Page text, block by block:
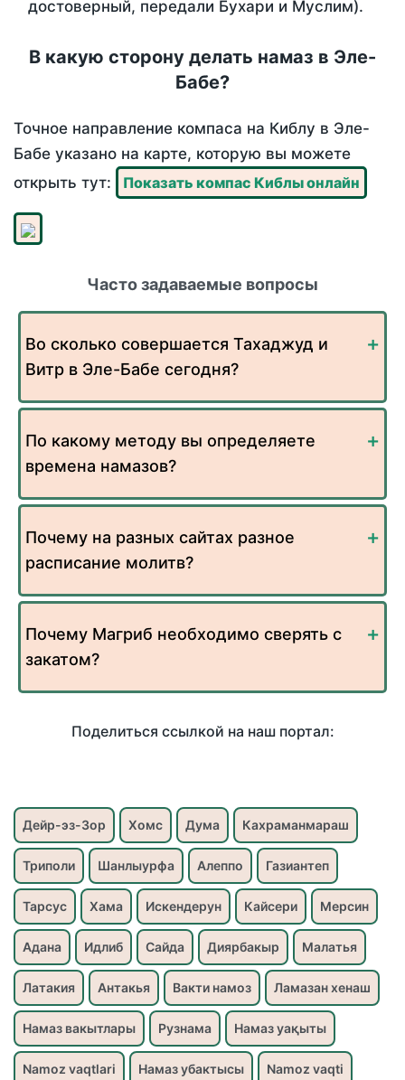
достоверный, передали Бухари и Муслим).
В какую сторону делать намаз в Эле-
Бабе?
Точное направление компаса на Киблу в Эле-
Бабе указано на карте, которую вы можете
открыть тут:
Показать компас Киблы онлайн
Часто задаваемые вопросы
Во сколько совершается Тахаджуд и
Витр в Эле-Бабе сегодня?
По какому методу вы определяете
времена намазов?
Почему на разных сайтах разное
расписание молитв?
Почему Магриб необходимо сверять с
закатом?
Поделиться ссылкой на наш портал:
Дейр-эз-Зор Хомс Дума Кахраманмараш
Триполи Шанлыурфа Алеппо Газиантеп
Тарсус Хама Искендерун Кайсери Мерсин
Адана Идлиб Сайда Диярбакыр Малатья
Латакия Антакья Вакти намоз Ламазан хенаш
Намаз вакытлары Рузнама Намаз уақыты
Namoz vaqtlari Намаз убактысы Namoz vaqti